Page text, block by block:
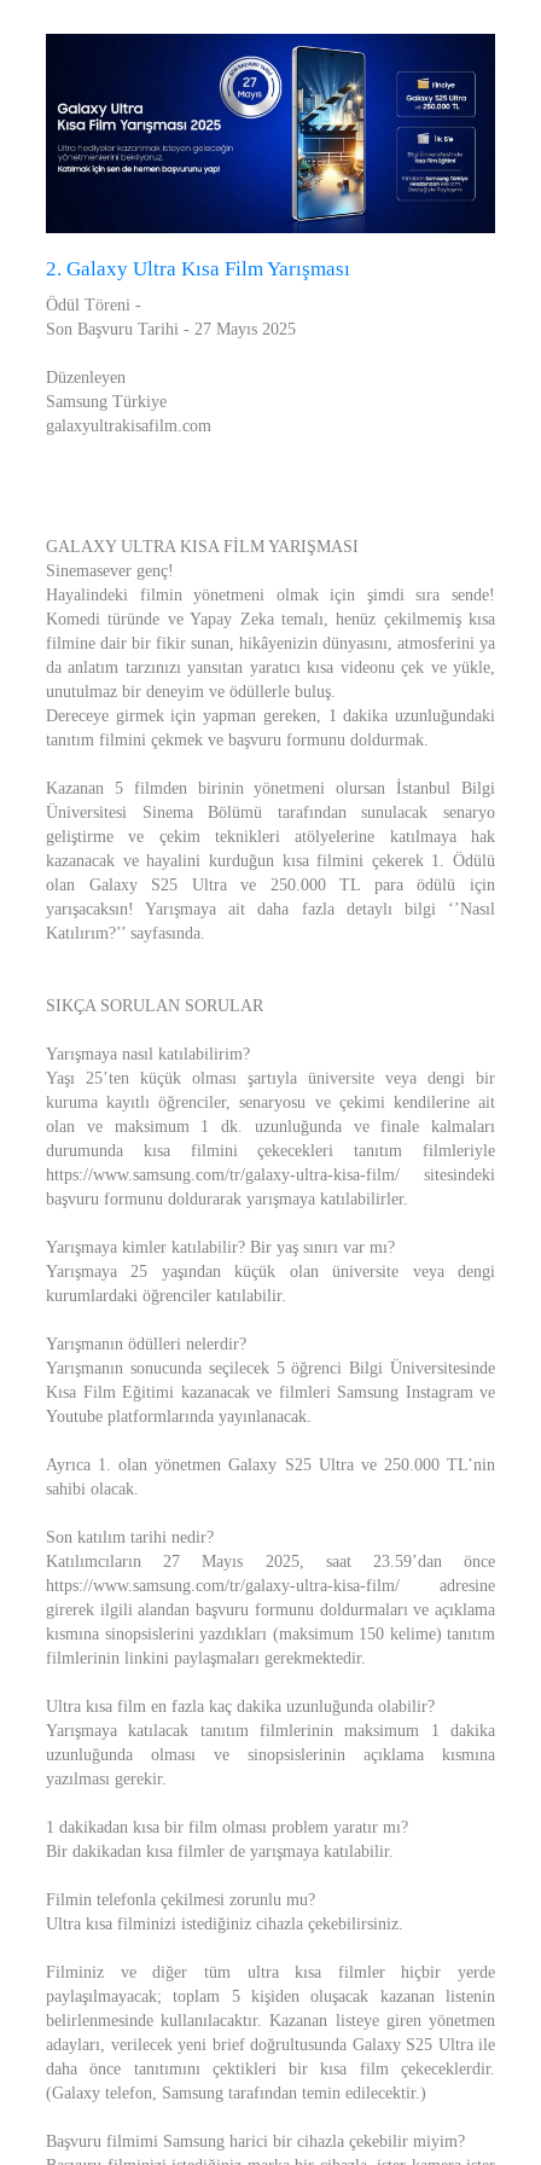
2. Galaxy Ultra Kısa Film Yarışması
Ödül Töreni -
Son Başvuru Tarihi - 27 Mayıs 2025
Düzenleyen
Samsung Türkiye
galaxyultrakisafilm.com
GALAXY ULTRA KISA FİLM YARIŞMASI
Sinemasever genç!
Hayalindeki filmin yönetmeni olmak için şimdi sıra sende!
Komedi türünde ve Yapay Zeka temalı, henüz çekilmemiş kısa
filmine dair bir fikir sunan, hikâyenizin dünyasını, atmosferini ya
da anlatım tarzınızı yansıtan yaratıcı kısa videonu çek ve yükle,
unutulmaz bir deneyim ve ödüllerle buluş.
Dereceye girmek için yapman gereken, 1 dakika uzunluğundaki
tanıtım filmini çekmek ve başvuru formunu doldurmak.
Kazanan 5 filmden birinin yönetmeni olursan İstanbul Bilgi
Üniversitesi Sinema Bölümü tarafından sunulacak senaryo
geliştirme ve çekim teknikleri atölyelerine katılmaya hak
kazanacak ve hayalini kurduğun kısa filmini çekerek 1. Ödülü
olan Galaxy S25 Ultra ve 250.000 TL para ödülü için
yarışacaksın! Yarışmaya ait daha fazla detaylı bilgi ‘’Nasıl
Katılırım?’’ sayfasında.
SIKÇA SORULAN SORULAR
Yarışmaya nasıl katılabilirim?
Yaşı 25’ten küçük olması şartıyla üniversite veya dengi bir
kuruma kayıtlı öğrenciler, senaryosu ve çekimi kendilerine ait
olan ve maksimum 1 dk. uzunluğunda ve finale kalmaları
durumunda kısa filmini çekecekleri tanıtım filmleriyle
https://www.samsung.com/tr/galaxy-ultra-kisa-film/ sitesindeki
başvuru formunu doldurarak yarışmaya katılabilirler.
Yarışmaya kimler katılabilir? Bir yaş sınırı var mı?
Yarışmaya 25 yaşından küçük olan üniversite veya dengi
kurumlardaki öğrenciler katılabilir.
Yarışmanın ödülleri nelerdir?
Yarışmanın sonucunda seçilecek 5 öğrenci Bilgi Üniversitesinde
Kısa Film Eğitimi kazanacak ve filmleri Samsung Instagram ve
Youtube platformlarında yayınlanacak.
Ayrıca 1. olan yönetmen Galaxy S25 Ultra ve 250.000 TL’nin
sahibi olacak.
Son katılım tarihi nedir?
Katılımcıların 27 Mayıs 2025, saat 23.59’dan önce
https://www.samsung.com/tr/galaxy-ultra-kisa-film/ adresine
girerek ilgili alandan başvuru formunu doldurmaları ve açıklama
kısmına sinopsislerini yazdıkları (maksimum 150 kelime) tanıtım
filmlerinin linkini paylaşmaları gerekmektedir.
Ultra kısa film en fazla kaç dakika uzunluğunda olabilir?
Yarışmaya katılacak tanıtım filmlerinin maksimum 1 dakika
uzunluğunda olması ve sinopsislerinin açıklama kısmına
yazılması gerekir.
1 dakikadan kısa bir film olması problem yaratır mı?
Bir dakikadan kısa filmler de yarışmaya katılabilir.
Filmin telefonla çekilmesi zorunlu mu?
Ultra kısa filminizi istediğiniz cihazla çekebilirsiniz.
Filminiz ve diğer tüm ultra kısa filmler hiçbir yerde
paylaşılmayacak; toplam 5 kişiden oluşacak kazanan listenin
belirlenmesinde kullanılacaktır. Kazanan listeye giren yönetmen
adayları, verilecek yeni brief doğrultusunda Galaxy S25 Ultra ile
daha önce tanıtımını çektikleri bir kısa film çekeceklerdir.
(Galaxy telefon, Samsung tarafından temin edilecektir.)
Başvuru filmimi Samsung harici bir cihazla çekebilir miyim?